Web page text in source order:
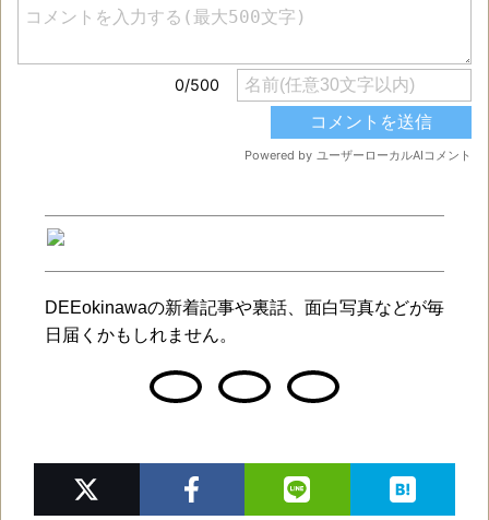
DEEokinawaの新着記事や裏話、面白写真などが毎
日届くかもしれません。